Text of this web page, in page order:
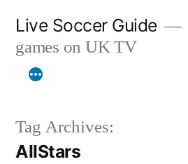
content
Live Soccer Guide
games on UK TV
Tag Archives:
AllStars